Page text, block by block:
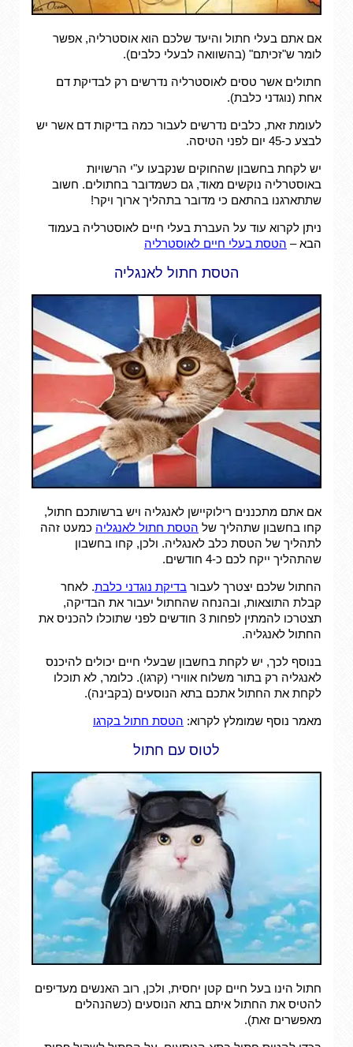
אם אתם בעלי חתול והיעד שלכם הוא אוסטרליה, אפשר
לומר ש"זכיתם" (בהשוואה לבעלי כלבים).
חתולים אשר טסים לאוסטרליה נדרשים רק לבדיקת דם
אחת (נוגדני כלבת).
לעומת זאת, כלבים נדרשים לעבור כמה בדיקות דם אשר יש
לבצע כ-45 יום לפני הטיסה.
יש לקחת בחשבון שהחוקים שנקבעו ע"י הרשויות
באוסטרליה נוקשים מאוד, גם כשמדובר בחתולים. חשוב
שתתארגנו בהתאם כי מדובר בתהליך ארוך ויקר!
ניתן לקרוא עוד על העברת בעלי חיים לאוסטרליה בעמוד
הבא – הטסת בעלי חיים לאוסטרליה
הטסת חתול לאנגליה
אם אתם מתכננים רילוקיישן לאנגליה ויש ברשותכם חתול,
קחו בחשבון שתהליך של הטסת חתול לאנגליה כמעט זהה
לתהליך של הטסת כלב לאנגליה. ולכן, קחו בחשבון
שהתהליך ייקח לכם כ-4 חודשים.
החתול שלכם יצטרך לעבור בדיקת נוגדני כלבת. לאחר
קבלת התוצאות, ובהנחה שהחתול יעבור את הבדיקה,
תצטרכו להמתין לפחות 3 חודשים לפני שתוכלו להכניס את
החתול לאנגליה.
בנוסף לכך, יש לקחת בחשבון שבעלי חיים יכולים להיכנס
לאנגליה רק בתור משלוח אווירי (קרגו). כלומר, לא תוכלו
לקחת את החתול אתכם בתא הנוסעים (בקבינה).
מאמר נוסף שמומלץ לקרוא: הטסת חתול בקרגו
לטוס עם חתול
חתול הינו בעל חיים קטן יחסית, ולכן, רוב האנשים מעדיפים
להטיס את החתול איתם בתא הנוסעים (כשהנהלים
מאפשרים זאת).